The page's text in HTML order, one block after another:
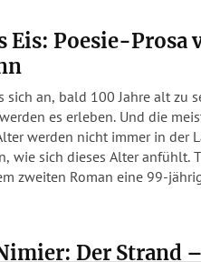
Eis: Poesie-Prosa
sich an, bald 100 Jahre alt zu
es erleben. Und die
werden nicht immer in der
wie sich dieses Alter anfühlt.
zweiten Roman eine 99-
Der Strand